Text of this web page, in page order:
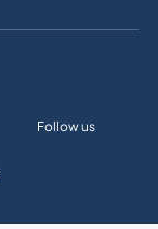
Follow us